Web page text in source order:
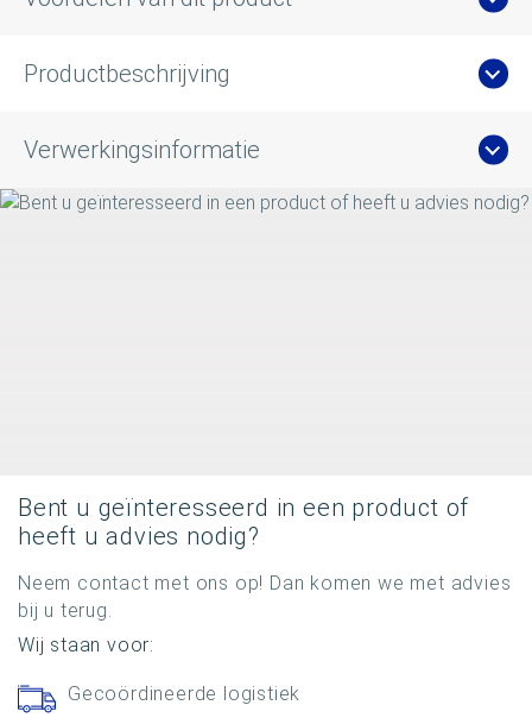
Productbeschrijving
Verwerkingsinformatie
Bent u geïnteresseerd in een product of
heeft u advies nodig?
Neem contact met ons op! Dan komen we met advies
bij u terug.
Wij staan ​​voor:
Gecoördineerde logistiek